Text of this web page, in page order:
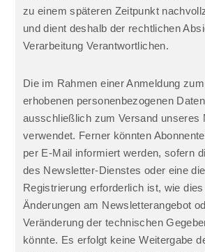
zu einem späteren Zeitpunkt
und dient deshalb der rechtlichen
Verarbeitung Verantwortlichen.
Die im Rahmen einer Anmeldung
erhobenen personenbezogenen
ausschließlich zum Versand unseres
verwendet. Ferner könnten
per E-Mail informiert werden, sofern
des Newsletter-Dienstes oder eine
Registrierung erforderlich ist, wie
Änderungen am Newsletterangebot
Veränderung der technischen
könnte. Es erfolgt keine Weitergabe